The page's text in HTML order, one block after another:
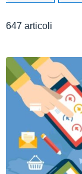
647 articoli